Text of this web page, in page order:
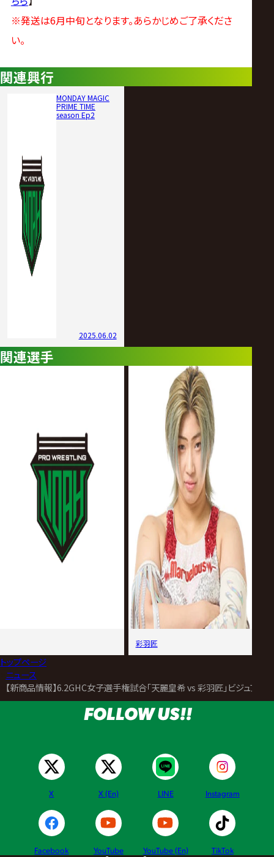
※発送は6月中旬となります。あらかじめご了承くださ
い。
関連興行
MONDAY MAGIC
PRIME TIME
season Ep2
2025.06.02
関連選手
彩羽匠
トップページ
ニュース
【新商品情報】6.2GHC女子選手権試合「天麗皇希 vs 彩羽匠」ビジュア
FOLLOW US!!
X X (En) LINE Instagram
Facebook YouTube YouTube (En) TikTok